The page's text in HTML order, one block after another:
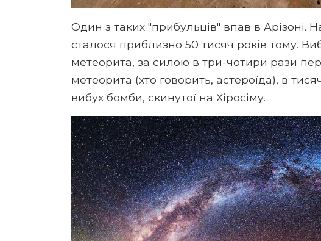
Один з таких "прибульців" впав в Арізоні.
сталося приблизно 50 тисяч років тому.
метеорита, за силою в три-чотири рази
метеорита (хто говорить, астероїда), в
вибух бомби, скинутої на Хіросіму.